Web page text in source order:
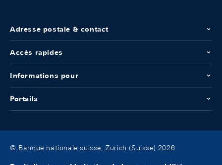
Adresse postale & contact
Accès rapides
Informations pour
Portails
© Banque nationale suisse, Zurich (Suisse) 2026